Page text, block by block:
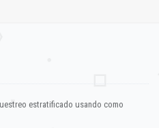
estratificado usando como